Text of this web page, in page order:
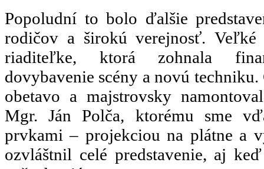
Popoludní to bolo ďalšie
rodičov a širokú verejnosť. Veľké
riaditeľke, ktorá zohnala
dovybavenie scény a novú
obetavo a majstrovsky
Mgr. Ján Polča, ktorému sme
prvkami – projekciou na plátne a
ozvláštnil celé predstavenie, aj